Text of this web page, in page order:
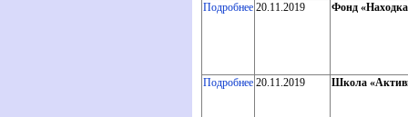
Подробнее 20.11.2019 Фонд
Подробнее 20.11.2019 Школа